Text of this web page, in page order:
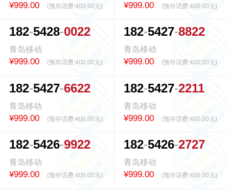
¥999.00 (预存话费:400.00元) ¥999.00 (预存话费:400.00元)
182 5428 0022
青岛移动
¥999.00 (预存话费:400.00元)
182 5427 8822
青岛移动
¥999.00 (预存话费:400.00元)
182 5427 6622
青岛移动
¥999.00 (预存话费:400.00元)
182 5427 2211
青岛移动
¥999.00 (预存话费:400.00元)
182 5426 9922
青岛移动
¥999.00 (预存话费:400.00元)
182 5426 2727
青岛移动
¥999.00 (预存话费:400.00元)